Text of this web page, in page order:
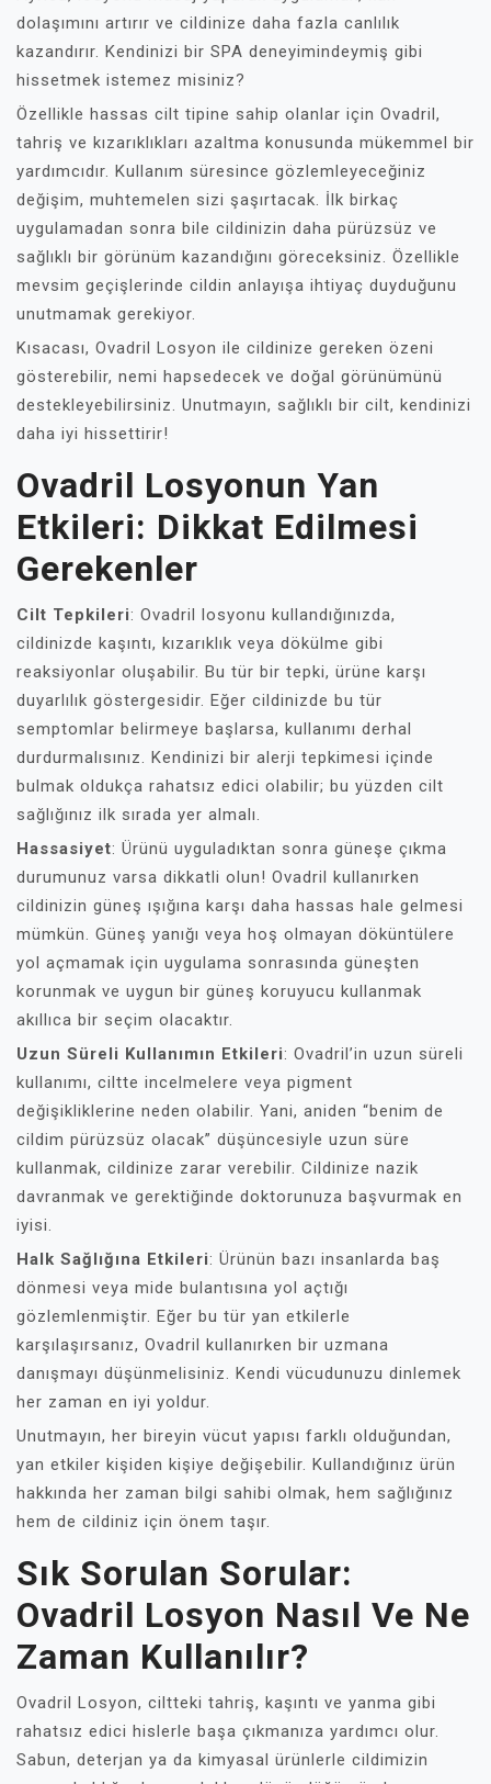
dolaşımını artırır ve cildinize daha fazla canlılık
kazandırır. Kendinizi bir SPA deneyimindeymiş gibi
hissetmek istemez misiniz?
Özellikle hassas cilt tipine sahip olanlar için Ovadril,
tahriş ve kızarıklıkları azaltma konusunda mükemmel bir
yardımcıdır. Kullanım süresince gözlemleyeceğiniz
değişim, muhtemelen sizi şaşırtacak. İlk birkaç
uygulamadan sonra bile cildinizin daha pürüzsüz ve
sağlıklı bir görünüm kazandığını göreceksiniz. Özellikle
mevsim geçişlerinde cildin anlayışa ihtiyaç duyduğunu
unutmamak gerekiyor.
Kısacası, Ovadril Losyon ile cildinize gereken özeni
gösterebilir, nemi hapsedecek ve doğal görünümünü
destekleyebilirsiniz. Unutmayın, sağlıklı bir cilt, kendinizi
daha iyi hissettirir!
Ovadril Losyonun Yan
Etkileri: Dikkat Edilmesi
Gerekenler
Cilt Tepkileri: Ovadril losyonu kullandığınızda,
cildinizde kaşıntı, kızarıklık veya dökülme gibi
reaksiyonlar oluşabilir. Bu tür bir tepki, ürüne karşı
duyarlılık göstergesidir. Eğer cildinizde bu tür
semptomlar belirmeye başlarsa, kullanımı derhal
durdurmalısınız. Kendinizi bir alerji tepkimesi içinde
bulmak oldukça rahatsız edici olabilir; bu yüzden cilt
sağlığınız ilk sırada yer almalı.
Hassasiyet: Ürünü uyguladıktan sonra güneşe çıkma
durumunuz varsa dikkatli olun! Ovadril kullanırken
cildinizin güneş ışığına karşı daha hassas hale gelmesi
mümkün. Güneş yanığı veya hoş olmayan döküntülere
yol açmamak için uygulama sonrasında güneşten
korunmak ve uygun bir güneş koruyucu kullanmak
akıllıca bir seçim olacaktır.
Uzun Süreli Kullanımın Etkileri: Ovadril’in uzun süreli
kullanımı, ciltte incelmelere veya pigment
değişikliklerine neden olabilir. Yani, aniden “benim de
cildim pürüzsüz olacak” düşüncesiyle uzun süre
kullanmak, cildinize zarar verebilir. Cildinize nazik
davranmak ve gerektiğinde doktorunuza başvurmak en
iyisi.
Halk Sağlığına Etkileri: Ürünün bazı insanlarda baş
dönmesi veya mide bulantısına yol açtığı
gözlemlenmiştir. Eğer bu tür yan etkilerle
karşılaşırsanız, Ovadril kullanırken bir uzmana
danışmayı düşünmelisiniz. Kendi vücudunuzu dinlemek
her zaman en iyi yoldur.
Unutmayın, her bireyin vücut yapısı farklı olduğundan,
yan etkiler kişiden kişiye değişebilir. Kullandığınız ürün
hakkında her zaman bilgi sahibi olmak, hem sağlığınız
hem de cildiniz için önem taşır.
Sık Sorulan Sorular:
Ovadril Losyon Nasıl Ve Ne
Zaman Kullanılır?
Ovadril Losyon, ciltteki tahriş, kaşıntı ve yanma gibi
rahatsız edici hislerle başa çıkmanıza yardımcı olur.
Sabun, deterjan ya da kimyasal ürünlerle cildimizin